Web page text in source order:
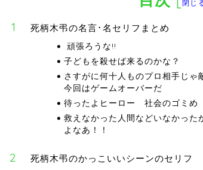
閉じ
死柄木弔の名言･名セリフまとめ
頑張ろうな!!
子どもを殺せば来るのかな？
さすがに何十人ものプロ相手じ
今回はゲームオーバーだ
待ったよヒーロー 社会のゴミめ
救えなかった人間などいなかった
よなあ！！
死柄木弔のかっこいいシーンのセリフ